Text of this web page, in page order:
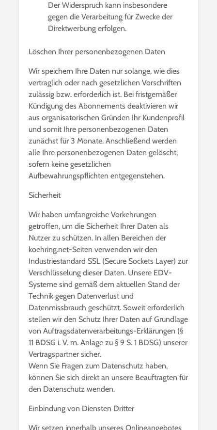
Der Widerspruch kann insbesondere
gegen die Verarbeitung für Zwecke der
Direktwerbung erfolgen.
Löschen Ihrer personenbezogenen Daten
Wir speichern Ihre Daten nur solange, wie dies
vertraglich oder nach gesetzlichen Vorschriften
zulässig bzw. erforderlich ist. Bei fristgemäßer
Kündigung des Abonnements deaktivieren wir
aus organisatorischen Gründen Ihr Kundenprofil
und somit Ihre personenbezogenen Daten
zunächst für 3 Monate. Anschließend werden
alle Ihre personenbezogenen Daten gelöscht,
sofern keine gesetzlichen
Aufbewahrungspflichten entgegenstehen.
Sicherheit
Wir haben umfangreiche Vorkehrungen
getroffen, um die Sicherheit Ihrer Daten als
Nutzer zu schützen. In allen Bereichen der
koehring.net-Seiten verwenden wir den
Industriestandard SSL (Secure Sockets Layer) zur
Verschlüsselung dieser Daten. Unsere EDV-
Systeme sind gemäß dem aktuellen Stand der
Technik gegen Datenverlust und
Datenmissbrauch geschützt. Soweit erforderlich
stellen wir den Schutz Ihrer Daten auf Grundlage
von Auftragsdatenverarbeitungs-Erklärungen (§
11 BDSG i. V. m. Anlage zu § 9 S. 1 BDSG) unserer
Vertragspartner sicher.
Wenn Sie Fragen zum Datenschutz haben,
können Sie sich direkt an unsere Beauftragten für
den Datenschutz wenden.
Einbindung von Diensten Dritter
Wir setzen innerhalb unseres Onlineangebotes